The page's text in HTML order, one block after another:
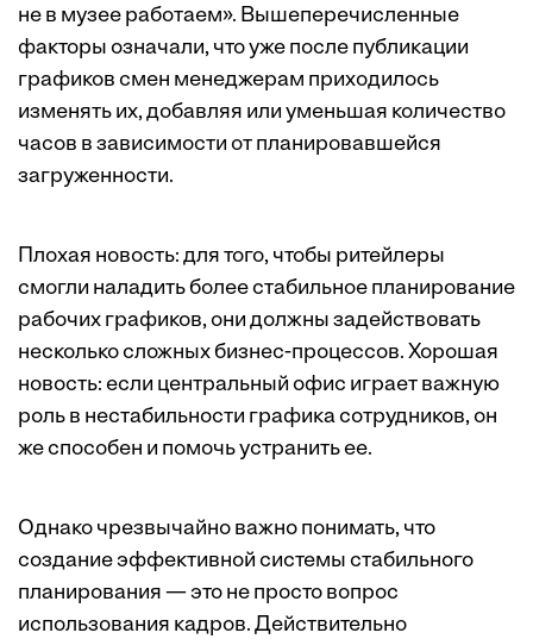
не в музее работаем». Вышеперечисленные
факторы означали, что уже после публикации
графиков смен менеджерам приходилось
изменять их, добавляя или уменьшая количество
часов в зависимости от планировавшейся
загруженности.
Плохая новость: для того, чтобы ритейлеры
смогли наладить более стабильное планирование
рабочих графиков, они должны задействовать
несколько сложных бизнес-процессов. Хорошая
новость: если центральный офис играет важную
роль в нестабильности графика сотрудников, он
же способен и помочь устранить ее.
Однако чрезвычайно важно понимать, что
создание эффективной системы стабильного
планирования — это не просто вопрос
использования кадров. Действительно